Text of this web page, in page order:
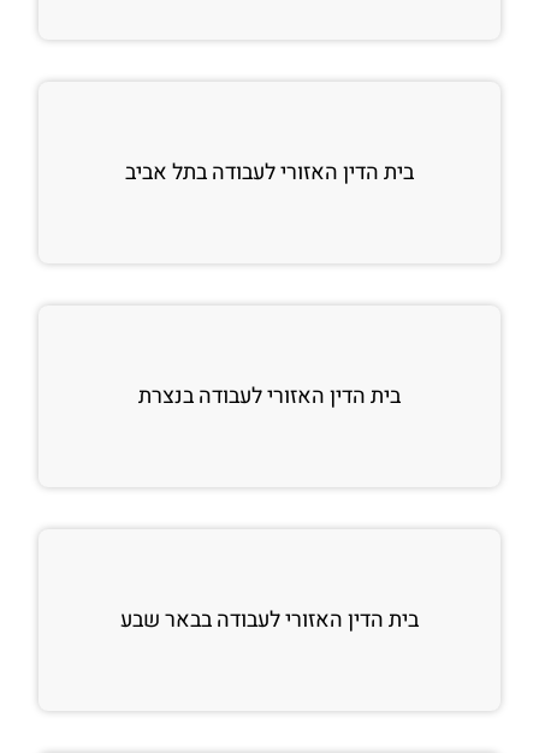
בית הדין האזורי לעבודה בתל אביב
בית הדין האזורי לעבודה בנצרת
בית הדין האזורי לעבודה בבאר שבע